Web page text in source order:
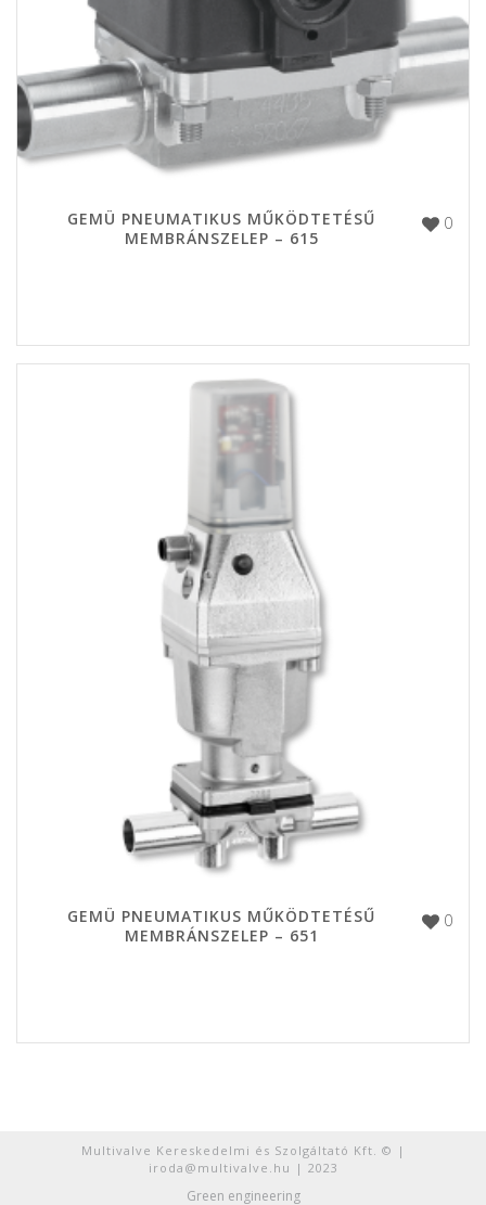
0
GEMÜ PNEUMATIKUS MŰKÖDTETÉSŰ
MEMBRÁNSZELEP – 615
0
GEMÜ PNEUMATIKUS MŰKÖDTETÉSŰ
MEMBRÁNSZELEP – 651
Multivalve Kereskedelmi és Szolgáltató Kft. © |
iroda@multivalve.hu | 2023
Green engineering